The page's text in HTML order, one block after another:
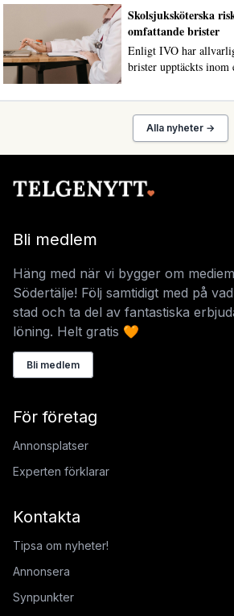
Skolsjuksköterska
omfattande brister
Enligt IVO har
brister upptäckts inom
Alla nyheter →
Bli medlem
Häng med när vi bygger om
Södertälje! Följ samtidigt med på
stad och ta del av fantastiska
löning. Helt gratis 🧡
Bli medlem
För företag
Annonsplatser
Experten förklarar
Kontakta
Tipsa om nyheter!
Annonsera
Synpunkter